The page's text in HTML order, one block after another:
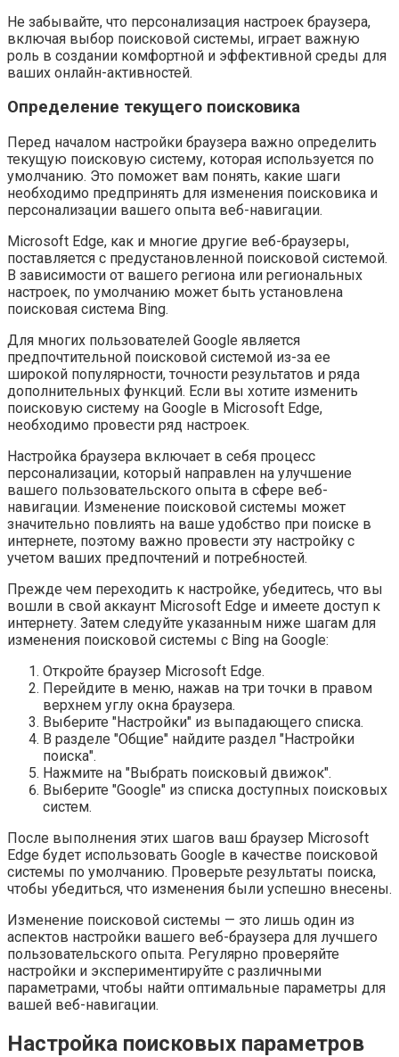
Не забывайте, что персонализация настроек браузера,
включая выбор поисковой системы, играет важную
роль в создании комфортной и эффективной среды для
ваших онлайн-активностей.
Определение текущего поисковика
Перед началом настройки браузера важно определить
текущую поисковую систему, которая используется по
умолчанию. Это поможет вам понять, какие шаги
необходимо предпринять для изменения поисковика и
персонализации вашего опыта веб-навигации.
Microsoft Edge, как и многие другие веб-браузеры,
поставляется с предустановленной поисковой системой.
В зависимости от вашего региона или региональных
настроек, по умолчанию может быть установлена
поисковая система Bing.
Для многих пользователей Google является
предпочтительной поисковой системой из-за ее
широкой популярности, точности результатов и ряда
дополнительных функций. Если вы хотите изменить
поисковую систему на Google в Microsoft Edge,
необходимо провести ряд настроек.
Настройка браузера включает в себя процесс
персонализации, который направлен на улучшение
вашего пользовательского опыта в сфере веб-
навигации. Изменение поисковой системы может
значительно повлиять на ваше удобство при поиске в
интернете, поэтому важно провести эту настройку с
учетом ваших предпочтений и потребностей.
Прежде чем переходить к настройке, убедитесь, что вы
вошли в свой аккаунт Microsoft Edge и имеете доступ к
интернету. Затем следуйте указанным ниже шагам для
изменения поисковой системы с Bing на Google:
Откройте браузер Microsoft Edge.
Перейдите в меню, нажав на три точки в правом
верхнем углу окна браузера.
Выберите "Настройки" из выпадающего списка.
В разделе "Общие" найдите раздел "Настройки
поиска".
Нажмите на "Выбрать поисковый движок".
Выберите "Google" из списка доступных поисковых
систем.
После выполнения этих шагов ваш браузер Microsoft
Edge будет использовать Google в качестве поисковой
системы по умолчанию. Проверьте результаты поиска,
чтобы убедиться, что изменения были успешно внесены.
Изменение поисковой системы — это лишь один из
аспектов настройки вашего веб-браузера для лучшего
пользовательского опыта. Регулярно проверяйте
настройки и экспериментируйте с различными
параметрами, чтобы найти оптимальные параметры для
вашей веб-навигации.
Настройка поисковых параметров